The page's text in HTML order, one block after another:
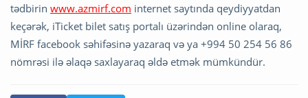
tədbirin www.azmirf.com internet saytında qeydiyyatdan
keçərək, iTicket bilet satış portalı üzərindən online olaraq,
MİRF facebook səhifəsinə yazaraq və ya +994 50 254 56 86
nömrəsi ilə əlaqə saxlayaraq əldə etmək mümkündür.